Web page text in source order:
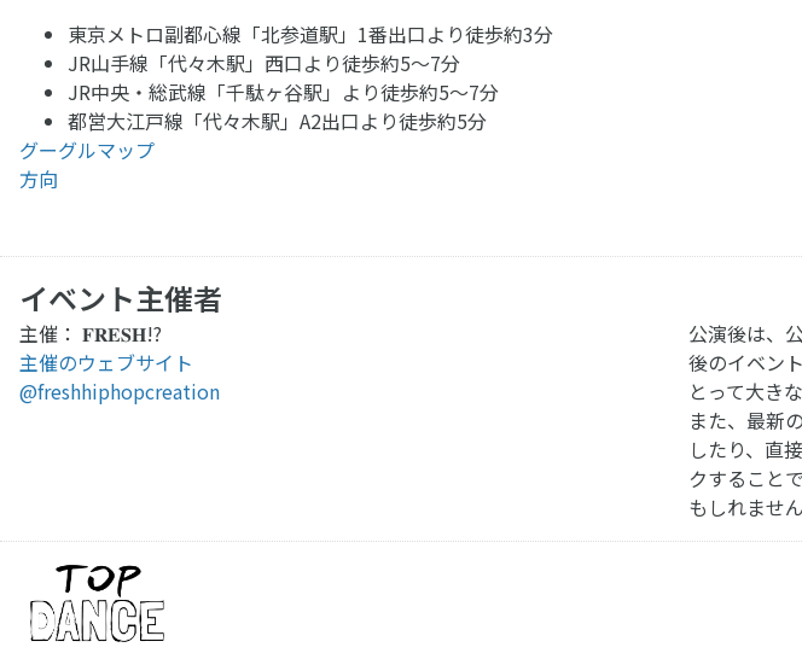
東京メトロ副都心線「北参道駅」1番出口より徒歩約3分
JR山手線「代々木駅」西口より徒歩約5〜7分
JR中央・総武線「千駄ヶ谷駅」より徒歩約5〜7分
都営大江戸線「代々木駅」A2出口より徒歩約5分
グーグルマップ
方向
イベント主催者
主催： 𝐅𝐑𝐄𝐒𝐇!?
主催のウェブサイト
@freshhiphopcreation
公演後は、
後のイベン
とって大き
また、最新
したり、直
クすること
もしれません